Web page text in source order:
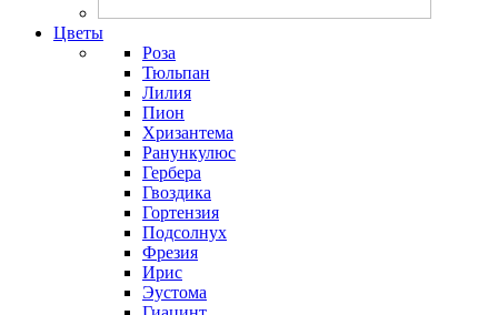
Цветы
Роза
Тюльпан
Лилия
Пион
Хризантема
Ранункулюс
Гербера
Гвоздика
Гортензия
Подсолнух
Фрезия
Ирис
Эустома